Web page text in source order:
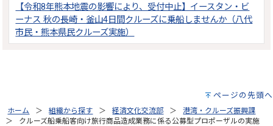
【令和8年熊本地震の影響により、受付中止】イースタン・ビ
ーナス 秋の長崎・釜山4日間クルーズに乗船しませんか（八代
市民・熊本県民クルーズ実施）
ページの先頭へ
ホーム 組織から探す 経済文化交流部
港湾・クルーズ振興課
クルーズ船乗船客向け旅行商品造成業務に係る公募型プロポーザルの実施